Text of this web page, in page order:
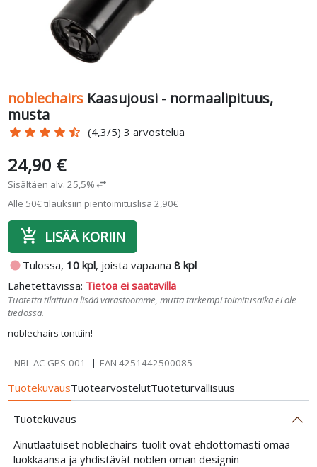
noblechairs Kaasujousi - normaalipituus,
musta
star star star star star_half (4,3/5) 3 arvostelua
noblechairs tonttiin!
24,90 €
Sisältäen alv. 25,5%swap_horiz
Alle 50€ tilauksiin pientoimituslisä 2,90€
add_shopping_cart LISÄÄ KORIIN
fiber_manual_record Tulossa, 10 kpl, joista vapaana8 kpl
Lähetettävissä: Tietoa ei saatavilla
Tuotetta tilattuna lisää varastoomme, mutta tarkempi toimitusaika ei ole
tiedossa.
NBL-AC-GPS-001 EAN 4251442500085
TuotekuvausTuotearvostelutTuoteturvallisuus
Tuotekuvaus
Ainutlaatuiset noblechairs-tuolit ovat ehdottomasti omaa
luokkaansa ja yhdistävät noblen oman designin